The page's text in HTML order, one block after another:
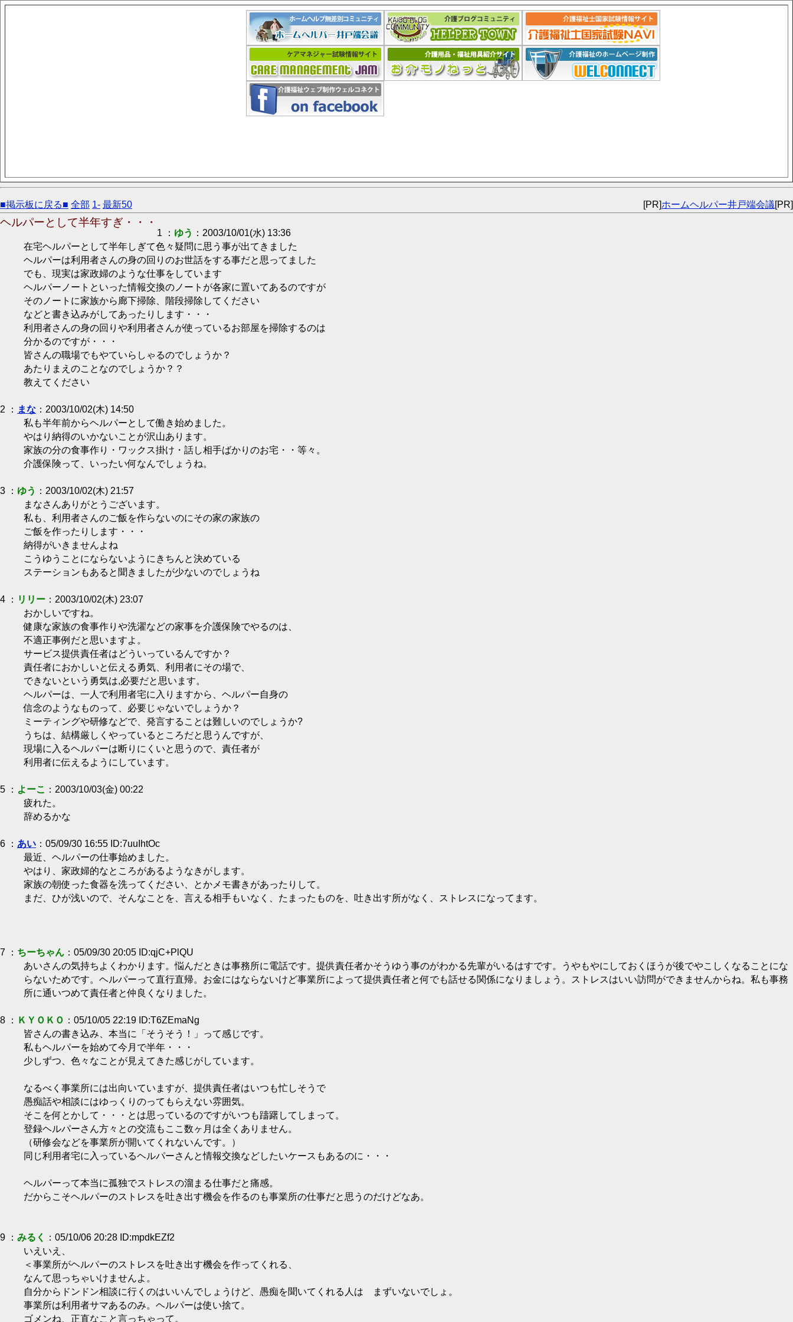
■掲示板に戻る■ 全部 1- 最新50 [PR]ホームヘルパー井戸端会議[PR]
ヘルパーとして半年すぎ・・・
1 ： ゆう ：2003/10/01(水) 13:36
在宅ヘルパーとして半年しぎて色々疑問に思う事が出てきました
ヘルパーは利用者さんの身の回りのお世話をする事だと思ってました
でも、現実は家政婦のような仕事をしています
ヘルパーノートといった情報交換のノートが各家に置いてあるのですが
そのノートに家族から廊下掃除、階段掃除してください
などと書き込みがしてあったりします・・・
利用者さんの身の回りや利用者さんが使っているお部屋を掃除するのは
分かるのですが・・・
皆さんの職場でもやていらしゃるのでしょうか？
あたりまえのことなのでしょうか？？
教えてください
2 ： まな ：2003/10/02(木) 14:50
私も半年前からヘルパーとして働き始めました。
やはり納得のいかないことが沢山あります。
家族の分の食事作り・ワックス掛け・話し相手ばかりのお宅・・等々。
介護保険って、いったい何なんでしょうね。
3 ： ゆう ：2003/10/02(木) 21:57
まなさんありがとうございます。
私も、利用者さんのご飯を作らないのにその家の家族の
ご飯を作ったりします・・・
納得がいきませんよね
こうゆうことにならないようにきちんと決めている
ステーションもあると聞きましたが少ないのでしょうね
4 ： リリー ：2003/10/02(木) 23:07
おかしいですね。
健康な家族の食事作りや洗濯などの家事を介護保険でやるのは、
不適正事例だと思いますよ。
サービス提供責任者はどういっているんですか？
責任者におかしいと伝える勇気、利用者にその場で、
できないという勇気は,必要だと思います。
ヘルパーは、一人で利用者宅に入りますから、ヘルパー自身の
信念のようなものって、必要じゃないでしょうか？
ミーティングや研修などで、発言することは難しいのでしょうか?
うちは、結構厳しくやっているところだと思うんですが、
現場に入るヘルパーは断りにくいと思うので、責任者が
利用者に伝えるようにしています。
5 ： よーこ
：2003/10/03(金) 00:22
疲れた。
辞めるかな
6 ： あい ：05/09/30 16:55 ID:7uuIhtOc
最近、ヘルパーの仕事始めました。
やはり、家政婦的なところがあるようなきがします。
家族の朝使った食器を洗ってください、とかメモ書きがあったりして。
まだ、ひが浅いので、そんなことを、言える相手もいなく、たまったものを、吐き出す所がなく、ストレスになってます。
7 ： ちーちゃん ：05/09/30 20:05 ID:qjC+PlQU
あいさんの気持ちよくわかります。悩んだときは事務所に電話です。提供責任者かそうゆう事のがわかる先輩がいるはすです。うやもやにしておくほうが後でやこしくなることにな
らないためです。ヘルパーって直行直帰。お金にはならないけど事業所によって提供責任者と何でも話せる関係になりましょう。ストレスはいい訪問ができませんからね。私も事務
所に通いつめて責任者と仲良くなりました。
8 ： ＫＹＯＫＯ ：05/10/05 22:19 ID:T6ZEmaNg
皆さんの書き込み、本当に「そうそう！」って感じです。
私もヘルパーを始めて今月で半年・・・
少しずつ、色々なことが見えてきた感じがしています。
なるべく事業所には出向いていますが、提供責任者はいつも忙しそうで
愚痴話や相談にはゆっくりのってもらえない雰囲気。
そこを何とかして・・・とは思っているのですがいつも躊躇してしまって。
登録ヘルパーさん方々との交流もここ数ヶ月は全くありません。
（研修会などを事業所が開いてくれないんです。）
同じ利用者宅に入っているヘルパーさんと情報交換などしたいケースもあるのに・・・
ヘルパーって本当に孤独でストレスの溜まる仕事だと痛感。
だからこそヘルパーのストレスを吐き出す機会を作るのも事業所の仕事だと思うのだけどなあ。
9 ： みるく
：05/10/06 20:28 ID:mpdkEZf2
いえいえ、
＜事業所がヘルパーのストレスを吐き出す機会を作ってくれる、
なんて思っちゃいけませんよ。
自分からドンドン相談に行くのはいいんでしょうけど、愚痴を聞いてくれる人は まずいないでしょ。
事業所は利用者サマあるのみ。ヘルパーは使い捨て。
ゴメンね、正直なこと言っちゃって。